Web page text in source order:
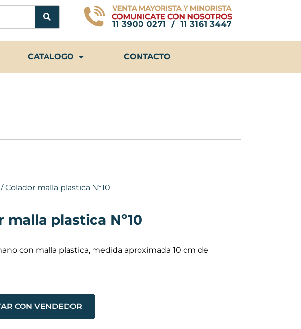
CATALOGO CONTACTO
Colador malla plastica Nº10
malla plastica Nº10
con malla plastica, medida aproximada 10 cm de
CON VENDEDOR